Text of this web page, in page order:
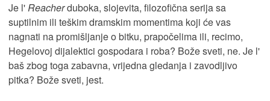
Je l'Reacherduboka, slojevita, filozofična serija sa
suptilnim ili teškim dramskim momentima koji će vas
nagnati na promišljanje o bitku, prapočelima ili, recimo,
Hegelovoj dijalektici gospodara i roba? Bože sveti, ne. Je l'
baš zbog toga zabavna, vrijedna gledanja i zavodljivo
pitka? Bože sveti, jest.